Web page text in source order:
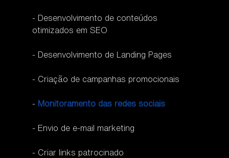
- Desenvolvimento de conteúdos
otimizados em SEO
- Desenvolvimento de Landing Pages
- Criação de campanhas promocionais
- Monitoramento das redes sociais
- Envio de e-mail marketing
- Criar links patrocinado